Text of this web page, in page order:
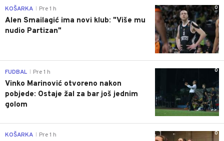
0
KOŠARKA Pre 1 h
Alen Smailagić ima novi klub: "Više mu
nudio Partizan"
0
FUDBAL Pre 1 h
Vinko Marinović otvoreno nakon
pobjede: Ostaje žal za bar još jednim
golom
0
KOŠARKA Pre 1 h